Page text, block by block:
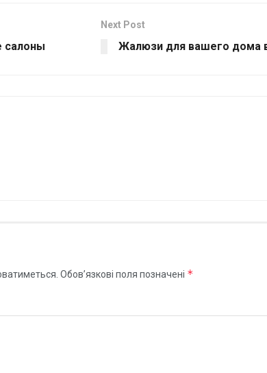
салоны
Next Post
Жалюзи для вашего дома
Обов’язкові поля позначені *